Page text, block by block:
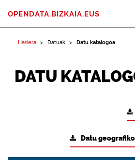
OPENDATA.BIZKAIA.EUS
Hasiera Datuak Datu katalogoa
DATU
Datu